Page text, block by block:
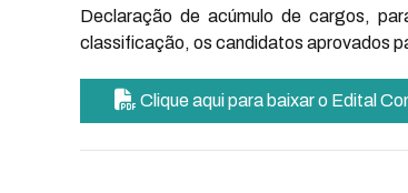
Declaração de acúmulo de cargos,
classificação, os candidatos aprovados
Clique aqui para baixar o Edital